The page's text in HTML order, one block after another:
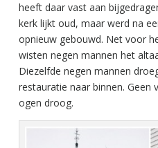
heeft daar vast aan
kerk lijkt oud, maar werd na
opnieuw gebouwd. Net voor
wisten negen mannen het
Diezelfde negen mannen
restauratie naar binnen. Geen
ogen droog.